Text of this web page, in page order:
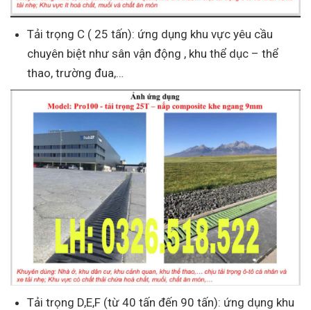
Tải trọng C ( 25 tấn): ứng dụng khu vực yêu cầu
chuyên biệt như sân vận động , khu thể dục – thể
thao, trường đua,…
Tải trọng D,E,F (từ 40 tấn đến 90 tấn): ứng dụng khu